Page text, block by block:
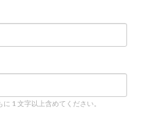
1 文字以上含めてください。